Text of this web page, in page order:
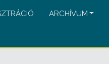
ARCHÍVUM